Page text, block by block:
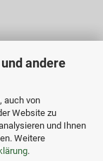
andere
auch von
Website zu
und Ihnen
Weitere
.